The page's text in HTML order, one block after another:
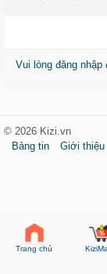
Trang chủ
Vui lòng đăng
© 2026 Kizi.vn
Bảng tin
Giới thiệu